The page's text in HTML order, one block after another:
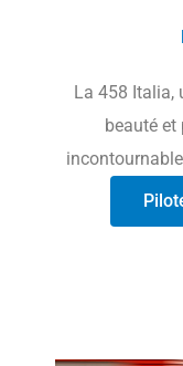
La 458 Italia,
beauté et